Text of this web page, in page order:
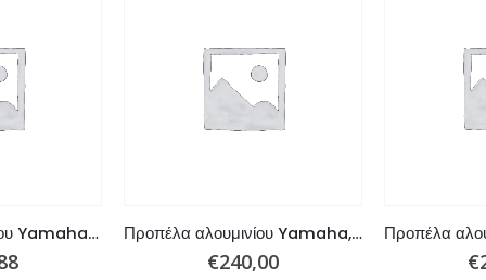
Προπέλα αλουμινίου Yamaha 150 – 300 HP 3×14,5×19 L Προπέλα αλουμινίου Yamaha, Tohatsu 60 – 130 HP 4x13x15 R
€240,00 €